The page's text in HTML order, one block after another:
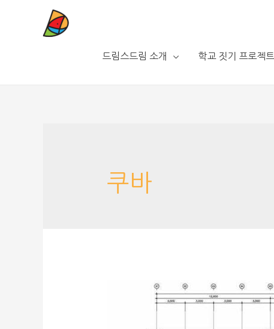
드림스드림 소개 학교 짓기 프로젝트
쿠바